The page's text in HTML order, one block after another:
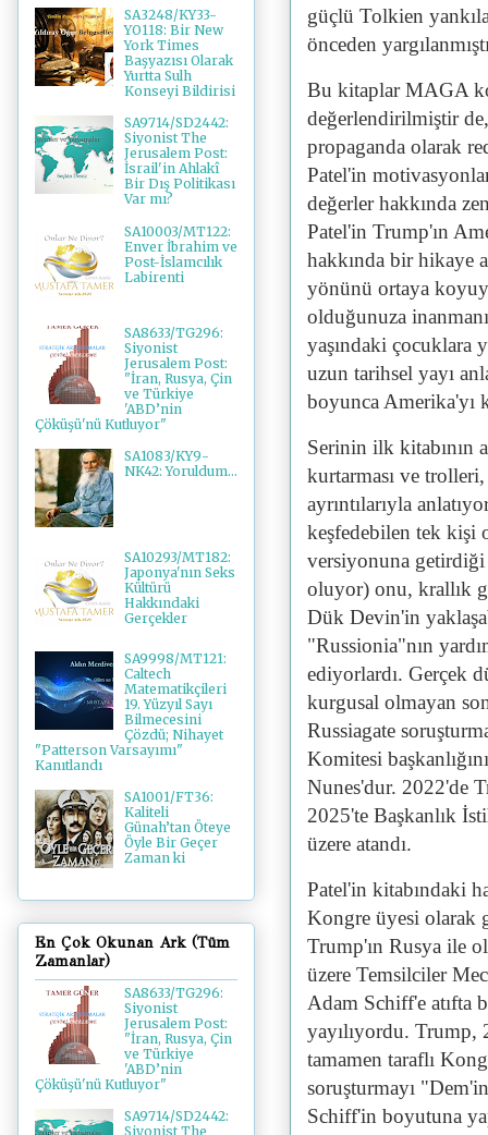
güçlü Tolkien
önceden
Bu kitaplar MAGA
değerlendirilmiştir
propaganda olarak
Patel'in
değerler hakkında
Patel'in Trump'ın
hakkında bir hikaye
yönünü ortaya
olduğunuza
yaşındaki çocuklara
uzun tarihsel yayı
boyunca Amerika'yı
Serinin ilk kitabının
kurtarması ve trolleri,
ayrıntılarıyla
keşfedebilen tek kişi
versiyonuna
oluyor) onu, krallık
Dük Devin'in
"Russionia"nın
ediyorlardı. Gerçek
kurgusal olmayan
Russiagate
Komitesi
Nunes'dur. 2022'de
2025'te Başkanlık
üzere atandı.
Patel'in kitabındaki
Kongre üyesi olarak
Trump'ın Rusya ile
üzere Temsilciler
Adam Schiff'e atıfta
yayılıyordu. Trump,
tamamen taraflı
soruşturmayı
Schiff'in boyutuna
SA3248/KY33-
YO118: Bir New
York Times
Başyazısı Olarak
Yurtta Sulh
Konseyi Bildirisi
SA9714/SD2442:
Siyonist The
Jerusalem Post:
İsrail'in Ahlakî
Bir Dış Politikası
Var mı?
SA10003/MT122:
Enver İbrahim ve
Post-İslamcılık
Labirenti
SA8633/TG296:
Siyonist
Jerusalem Post:
"İran, Rusya, Çin
ve Türkiye
'ABD’nin
Çöküşü'nü Kutluyor"
SA1083/KY9-
NK42: Yoruldum...
SA10293/MT182:
Japonya'nın Seks
Kültürü
Hakkındaki
Gerçekler
SA9998/MT121:
Caltech
Matematikçileri
19. Yüzyıl Sayı
Bilmecesini
Çözdü; Nihayet
"Patterson Varsayımı"
Kanıtlandı
SA1001/FT36:
Kaliteli
Günah’tan Öteye
Öyle Bir Geçer
Zaman ki
En Çok Okunan Ark (Tüm
Zamanlar)
SA8633/TG296:
Siyonist
Jerusalem Post:
"İran, Rusya, Çin
ve Türkiye
'ABD’nin
Çöküşü'nü Kutluyor"
SA9714/SD2442:
Siyonist The